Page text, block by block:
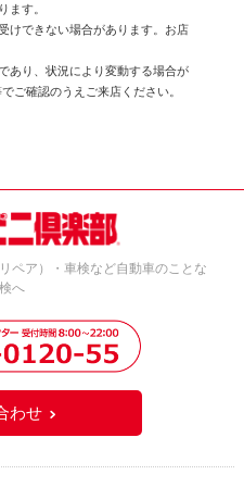
ます。
けできない場合があります。お店
あり、状況により変動する場合が
ご確認のうえご来店ください。
ペア）・車検など自動車のことな
へ
わせ